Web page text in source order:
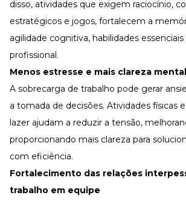
disso, atividades que exigem raciocínio,
estratégicos e jogos, fortalecem a
agilidade cognitiva, habilidades essenciais
profissional.
Menos estresse e mais clareza mental
A sobrecarga de trabalho pode gerar
a tomada de decisões. Atividades físicas
lazer ajudam a reduzir a tensão,
proporcionando mais clareza para
com eficiência.
Fortalecimento das relações
trabalho em equipe